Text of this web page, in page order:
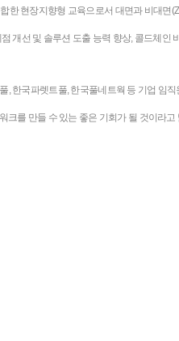
한 현장지향형 교육으로서 대면과 비대면
개선 및 솔루션 도출 능력 향상, 콜드체인
, 한국파렛트풀, 한국풀네트웍 등 기업 임
를 만들 수 있는 좋은 기회가 될 것이라고